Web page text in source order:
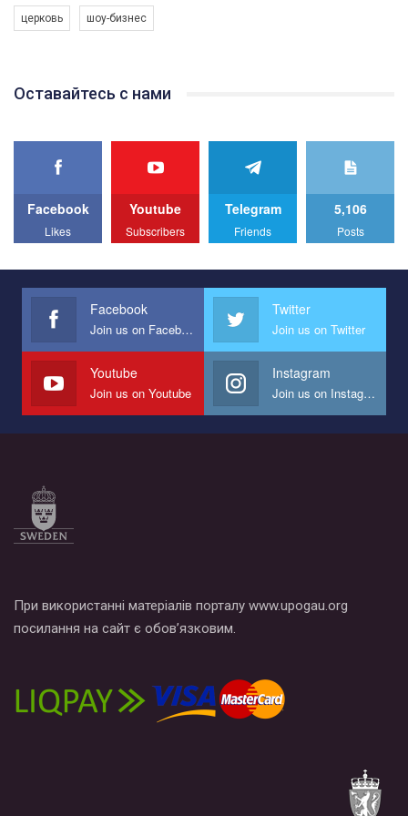
Якщо ти хочеш підтримати нас - просто натисни "лайк" під
best video, representing programme for the development of
We appeal to your support and ask to help us implement our plan
All you have to do is to press "Like" below the video.
Эмоционально сильный ролик от команды "Гей-альянс
представляющий программу развития организации.
Мы просим вас поддержать нас и помочь нам реализовать
наш план по борьбе с насилием и дискриминацией на почве
СОГИ в Украине.
Все, что вам нужно сделать - это зайти на наш канал YouTube
по этой ссылке и поставить лайк под видео.
церковь шоу-бизнес
Оставайтесь с нами
Facebook
Likes
Youtube
Subscribers
Telegram
Friends
5,106
Posts
Facebook
Join us on Facebook
Twitter
Join us on Twitter
Youtube
Join us on Youtube
Instagram
Join us on Instagram
При використанні матеріалів порталу www.upogau.org
посилання на сайт є обов’язковим.